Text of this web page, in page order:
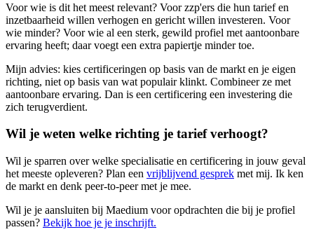
Voor wie is dit het meest relevant? Voor zzp'ers die hun tarief en
inzetbaarheid willen verhogen en gericht willen investeren. Voor
wie minder? Voor wie al een sterk, gewild profiel met aantoonbare
ervaring heeft; daar voegt een extra papiertje minder toe.
Mijn advies: kies certificeringen op basis van de markt en je eigen
richting, niet op basis van wat populair klinkt. Combineer ze met
aantoonbare ervaring. Dan is een certificering een investering die
zich terugverdient.
Wil je weten welke richting je tarief verhoogt?
Wil je sparren over welke specialisatie en certificering in jouw geval
het meeste opleveren? Plan een vrijblijvend gesprek met mij. Ik ken
de markt en denk peer-to-peer met je mee.
Wil je je aansluiten bij Maedium voor opdrachten die bij je profiel
passen? Bekijk hoe je je inschrijft.